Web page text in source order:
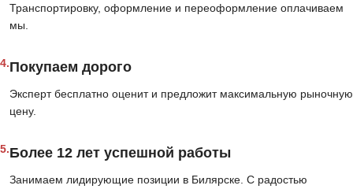
Транспортировку, оформление и переоформление оплачиваем
мы.
4.Покупаем дорого
Эксперт бесплатно оценит и предложит максимальную рыночную
цену.
5.Более 12 лет успешной работы
Занимаем лидирующие позиции в Билярске. С радостью